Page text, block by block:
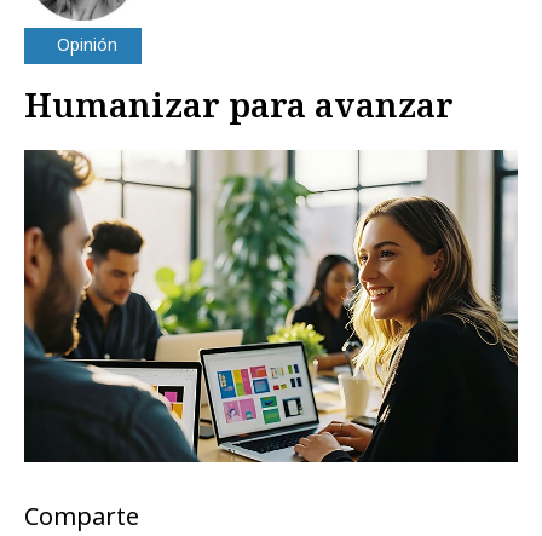
Opinión
Humanizar para avanzar
Comparte